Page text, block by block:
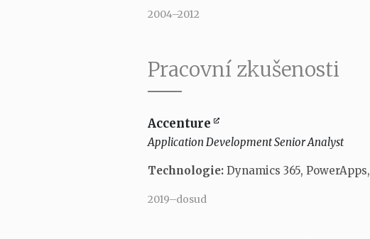
2004–2012
Pracovní zkušenosti
Accenture
Application Development Senior Analyst
Technologie: Dynamics 365, PowerApps,
2019–dosud